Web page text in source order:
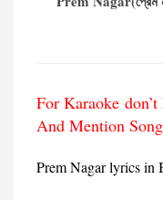
For Karaoke
And Mention
Prem Nagar lyrics in